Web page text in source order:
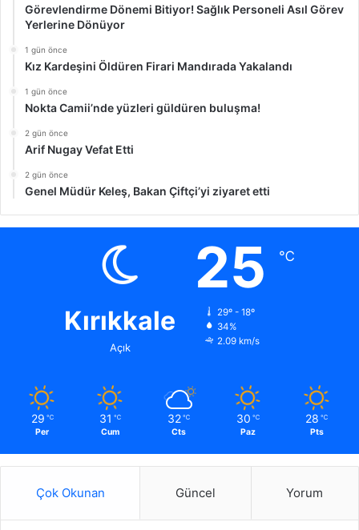
Görevlendirme Dönemi Bitiyor! Sağlık Personeli Asıl Görev
Yerlerine Dönüyor
1 gün önce
Kız Kardeşini Öldüren Firari Mandırada Yakalandı
1 gün önce
Nokta Camii’nde yüzleri güldüren buluşma!
2 gün önce
Arif Nugay Vefat Etti
2 gün önce
Genel Müdür Keleş, Bakan Çiftçi’yi ziyaret etti
Kırıkkale
Açık
25 ℃
29º - 18º
34%
2.09 km/s
29 ℃
Per
31 ℃
Cum
32 ℃
Cts
30 ℃
Paz
28 ℃
Pts
Çok Okunan Güncel Yorum